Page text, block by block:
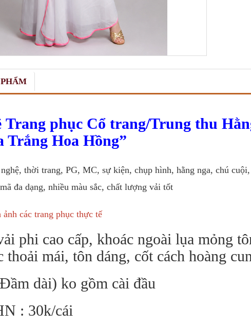
Trang phục Cổ trang/Trung thu
Trắng Hoa Hồng
thời trang, PG, MC, sự kiện, chụp hình, hằng nga, chú
đa dạng, nhiều màu sắc, chất lượng vải tốt
ảnh các trang phục thực tế
phi cao cấp, khoác ngoài lụa mỏng
thoải mái, tôn dáng, cốt cách hoàng
dài) ko gồm cài đầu
: 30k/cái